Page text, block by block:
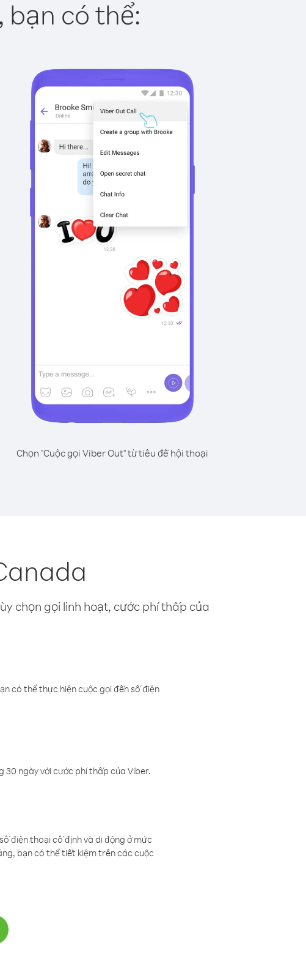
bạn có thể:
Chọn "Cuộc gọi Viber Out" từ tiêu đề hội thoại
chọn gọi linh hoạt, cước phí thấp của
có thể thực hiện cuộc gọi đến số điện
30 ngày với cước phí thấp của Viber.
điện thoại cố định và di động ở mức
bạn có thể tiết kiệm trên các cuộc